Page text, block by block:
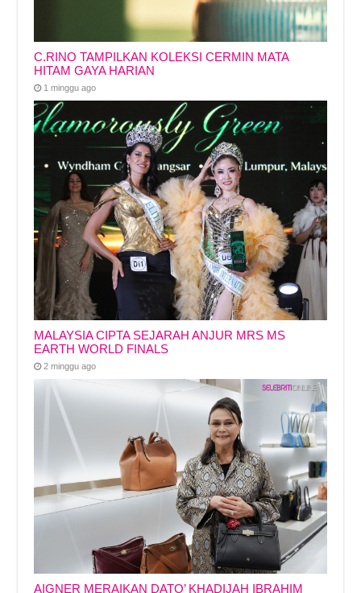
C.RINO TAMPILKAN KOLEKSI CERMIN MATA
HITAM GAYA HARIAN
1 minggu ago
MALAYSIA CIPTA SEJARAH ANJUR MRS MS
EARTH WORLD FINALS
2 minggu ago
AIGNER MERAIKAN DATO’ KHADIJAH IBRAHIM